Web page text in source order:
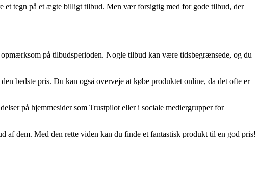
et tegn på et ægte billigt tilbud. Men vær forsigtig med for gode tilbud, der
på tilbudsperioden. Nogle tilbud kan være tidsbegrænsede, og du
bedste pris. Du kan også overveje at købe produktet online, da det ofte er
på hjemmesider som Trustpilot eller i sociale mediergrupper for
af dem. Med den rette viden kan du finde et fantastisk produkt til en god pris!